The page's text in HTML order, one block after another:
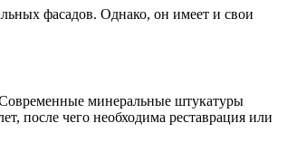
фасадов. Однако, он имеет и свои
Современные минеральные штукатуры
после чего необходима реставрация или